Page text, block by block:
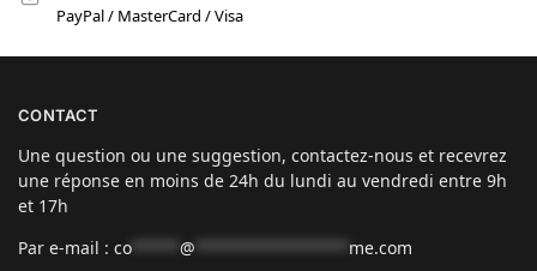
PayPal / MasterCard / Visa
CONTACT
Une question ou une suggestion, contactez-nous et recevrez
une réponse en moins de 24h du lundi au vendredi entre 9h
et 17h
Par e-mail : co @
me.com